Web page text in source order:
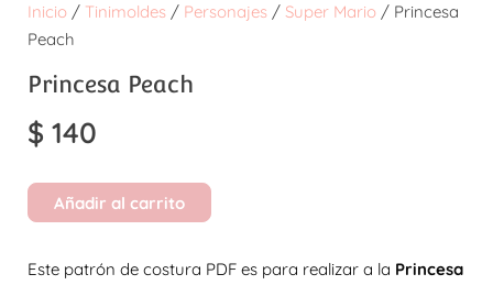
Inicio/ Tinimoldes/ Personajes/ Super Mario/ Princesa
Peach
Princesa Peach
$ 140
Añadir al carrito
Este patrón de costura PDF es para realizar a la Princesa